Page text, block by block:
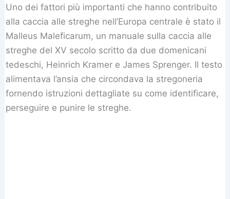
Uno dei fattori più importanti che hanno contribuito
alla caccia alle streghe nell’Europa centrale è stato il
Malleus Maleficarum, un manuale sulla caccia alle
streghe del XV secolo scritto da due domenicani
tedeschi, Heinrich Kramer e James Sprenger. Il testo
alimentava l’ansia che circondava la stregoneria
fornendo istruzioni dettagliate su come identificare,
perseguire e punire le streghe.